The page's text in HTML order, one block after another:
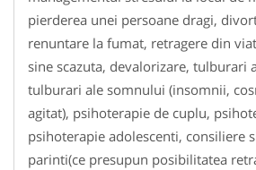
pierderea unei persoane dragi,
renuntare la fumat, retragere din
sine scazuta, devalorizare, tulburari
tulburari ale somnului (insomnii,
agitat), psihoterapie de cuplu,
psihoterapie adolescenti, consiliere
parinti(ce presupun posibilitatea